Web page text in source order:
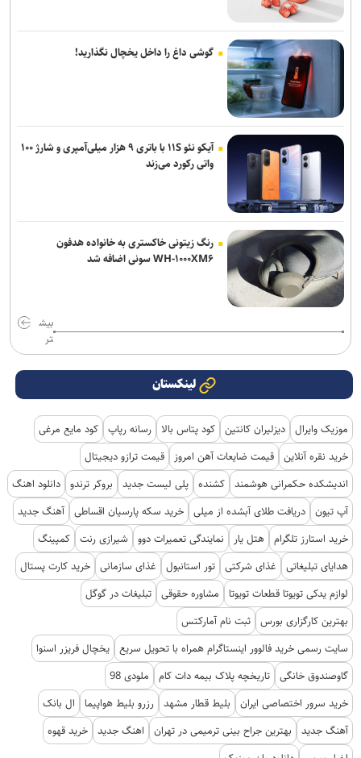
گوشی داغ را داخل یخچال نگذارید!
آیکو نئو ۱۱S با باتری ۹ هزار میلی‌آمپری و شارژ ۱۰۰
واتی رکورد می‌زند
رنگ زیتونی خاکستری به خانواده هدفون
WH-۱۰۰۰XM۶ سونی اضافه شد
بیش
تر
لینکستان
موزیک وایرال دیزلیران کانتین کود پتاس بالا رسانه رپاپ کود مایع مرغی
خرید نقره آنلاین قیمت ضایعات آهن امروز
قیمت ترازو دیجیتال
اندیشکده حکمرانی هوشمند کشنده پلی لیست جدید بروکر ترندو دانلود اهنگ
آپ تیون دریافت طلای آبشده از میلی خرید سکه پارسیان اقساطی آهنگ جدید
خرید استارز تلگرام هتل یار نمایندگی تعمیرات دوو شیرازی رنت کمپینگ
هدایای تبلیغاتی
غذای شرکتی تور استانبول غذای سازمانی خرید کارت پستال
لوازم یدکی تویوتا قطعات تویوتا
مشاوره حقوقی تبلیغات در گوگل
بهترین کارگزاری بورس ثبت نام آمارکتس
سایت رسمی خرید فالوور اینستاگرام همراه با تحویل سریع یخچال فریزر اسنوا
گاوصندوق خانگی تاریخچه پلاک بیمه دات کام
ملودی 98
خرید سرور اختصاصی ایران
بلیط قطار مشهد رزرو بلیط هواپیما
ال بانک
آهنگ جدید
بهترین جراح بینی ترمیمی در تهران اهنگ جدید خرید قهوه